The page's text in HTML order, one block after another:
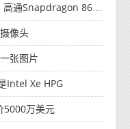
Snapdragon 860处理器
像头
张图片
Intel Xe HPG
5000万美元